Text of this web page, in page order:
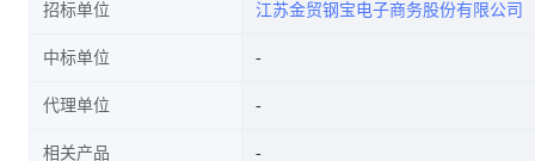
招标单位 江苏金贸钢宝电子商务股份有限公司
中标单位
代理单位
相关产品